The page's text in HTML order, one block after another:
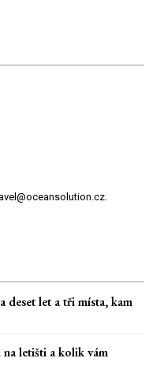
deset let a tři místa, kam
letišti a kolik vám